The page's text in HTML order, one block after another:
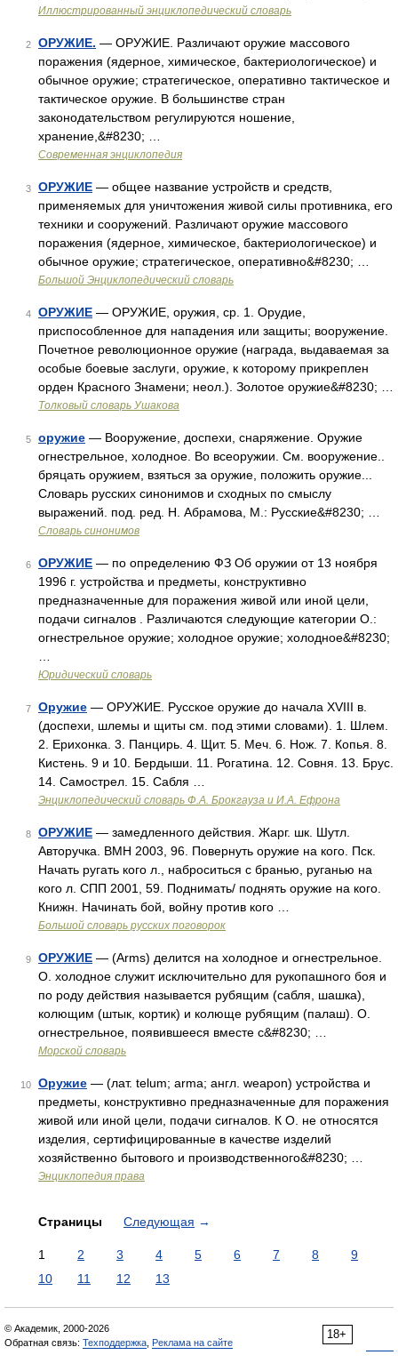
Иллюстрированный энциклопедический словарь
2 ОРУЖИЕ. — ОРУЖИЕ. Различают оружие массового
поражения (ядерное, химическое, бактериологическое) и
обычное оружие; стратегическое, оперативно тактическое и
тактическое оружие. В большинстве стран
законодательством регулируются ношение,
хранение,&#8230; …
Современная энциклопедия
3 ОРУЖИЕ — общее название устройств и средств,
применяемых для уничтожения живой силы противника, его
техники и сооружений. Различают оружие массового
поражения (ядерное, химическое, бактериологическое) и
обычное оружие; стратегическое, оперативно&#8230; …
Большой Энциклопедический словарь
4 ОРУЖИЕ — ОРУЖИЕ, оружия, ср. 1. Орудие,
приспособленное для нападения или защиты; вооружение.
Почетное революционное оружие (награда, выдаваемая за
особые боевые заслуги, оружие, к которому прикреплен
орден Красного Знамени; неол.). Золотое оружие&#8230; …
Толковый словарь Ушакова
5 оружие — Вооружение, доспехи, снаряжение. Оружие
огнестрельное, холодное. Во всеоружии. См. вооружение..
бряцать оружием, взяться за оружие, положить оружие...
Словарь русских синонимов и сходных по смыслу
выражений. под. ред. Н. Абрамова, М.: Русские&#8230; …
Словарь синонимов
6 ОРУЖИЕ — по определению ФЗ Об оружии от 13 ноября
1996 г. устройства и предметы, конструктивно
предназначенные для поражения живой или иной цели,
подачи сигналов . Различаются следующие категории О.:
огнестрельное оружие; холодное оружие; холодное&#8230;
Юридический словарь
7 Оружие — ОРУЖИЕ. Русское оружие до начала XVIII в.
(доспехи, шлемы и щиты см. под этими словами). 1. Шлем.
2. Ерихонка. 3. Панцирь. 4. Щит. 5. Меч. 6. Нож. 7. Копья. 8.
Кистень. 9 и 10. Бердыши. 11. Рогатина. 12. Совня. 13. Брус.
14. Самострел. 15. Сабля …
Энциклопедический словарь Ф.А. Брокгауза и И.А. Ефрона
8 ОРУЖИЕ — замедленного действия. Жарг. шк. Шутл.
Авторучка. ВМН 2003, 96. Повернуть оружие на кого. Пск.
Начать ругать кого л., наброситься с бранью, руганью на
кого л. СПП 2001, 59. Поднимать/ поднять оружие на кого.
Книжн. Начинать бой, войну против кого …
Большой словарь русских поговорок
9 ОРУЖИЕ — (Arms) делится на холодное и огнестрельное.
О. холодное служит исключительно для рукопашного боя и
по роду действия называется рубящим (сабля, шашка),
колющим (штык, кортик) и колюще рубящим (палаш). О.
огнестрельное, появившееся вместе с&#8230; …
Морской словарь
10 Оружие — (лат. telum; arma; англ. weapon) устройства и
предметы, конструктивно предназначенные для поражения
живой или иной цели, подачи сигналов. К О. не относятся
изделия, сертифицированные в качестве изделий
хозяйственно бытового и производственного&#8230; …
Энциклопедия права
Страницы Следующая →
1 2 3 4 5 6 7 8
9
10
11 12 13
18+
© Академик, 2000-2026
Обратная связь: Техподдержка Реклама на сайте